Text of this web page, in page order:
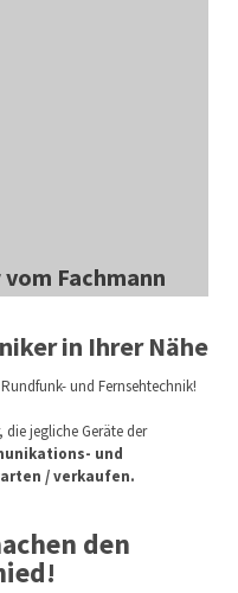
Fachmann
in Ihrer Nähe
und Fernsehtechnik!
die jegliche Geräte der
und
/ verkaufen.
den